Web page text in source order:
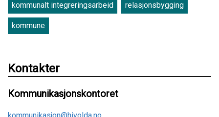
kommunalt integreringsarbeid relasjonsbygging
kommune
Kontakter
Kommunikasjonskontoret